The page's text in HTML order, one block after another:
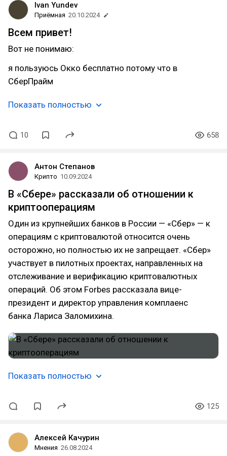
Ivan Yundev
Приёмная 20.10.2024
Всем привет!
Вот не понимаю:
я пользуюсь Окко бесплатно потому что в
СберПрайм
Показать полностью
10 658
Антон Степанов
Крипто 10.09.2024
В «Сбере» рассказали об отношении к
криптооперациям
Один из крупнейших банков в России — «Сбер» — к
операциям с криптовалютой относится очень
осторожно, но полностью их не запрещает. «Сбер»
участвует в пилотных проектах, направленных на
отслеживание и верификацию криптовалютных
операций. Об этом Forbes рассказала вице-
президент и директор управления комплаенс
банка Лариса Заломихина.
Показать полностью
125
Алексей Качурин
Мнения 26.08.2024